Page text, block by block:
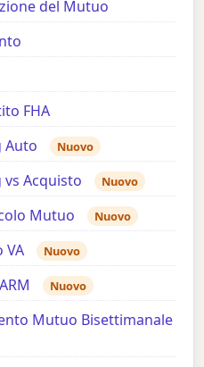
del Mutuo
FHA
Auto
Nuovo
vs Acquisto Nuovo
Mutuo Nuovo
VA Nuovo
Nuovo
Mutuo Bisettimanale